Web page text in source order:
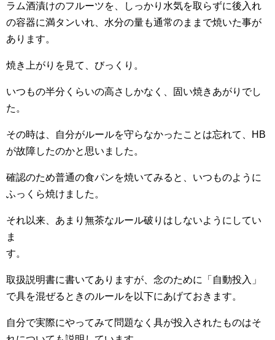
ラム酒漬けのフルーツを、しっかり水気を取らずに後入れ
の容器に満タンいれ、水分の量も通常のままで焼いた事が
あります。
焼き上がりを見て、びっくり。
いつもの半分くらいの高さしかなく、固い焼きあがりでし
た。
その時は、自分がルールを守らなかったことは忘れて、HB
が故障したのかと思いました。
確認のため普通の食パンを焼いてみると、いつものように
ふっくら焼けました。
それ以来、あまり無茶なルール破りはしないようにしてい
ま
取扱説明書に書いてありますが、念のために「自動投入」
で具を混ぜるときのルールを以下にあげておきます。
自分で実際にやってみて問題なく具が投入されたものはそ